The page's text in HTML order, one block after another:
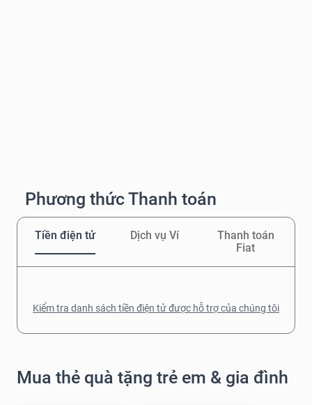
Phương thức Thanh toán
Tiền điện tử Dịch vụ Ví
Thanh toán
Fiat
Kiểm tra danh sách tiền điện tử được hỗ trợ của chúng tôi
Mua thẻ quà tặng trẻ em & gia đình